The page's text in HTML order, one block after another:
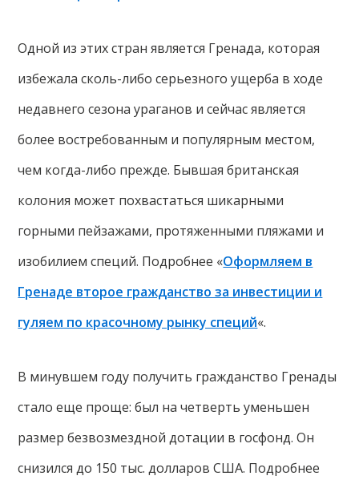
Одной из этих стран является Гренада, которая
избежала сколь-либо серьезного ущерба в ходе
недавнего сезона ураганов и сейчас является
более востребованным и популярным местом,
чем когда-либо прежде. Бывшая британская
колония может похвастаться шикарными
горными пейзажами, протяженными пляжами и
изобилием специй. Подробнее «Оформляем в
Гренаде второе гражданство за инвестиции и
гуляем по красочному рынку специй«.
В минувшем году получить гражданство Гренады
стало еще проще: был на четверть уменьшен
размер безвозмездной дотации в госфонд. Он
снизился до 150 тыс. долларов США. Подробнее